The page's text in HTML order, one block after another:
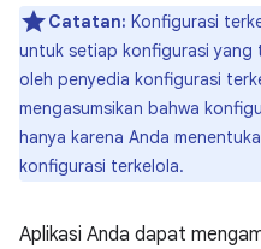
Catatan: Konfigurasi
untuk setiap konfigurasi
oleh penyedia konfigurasi
mengasumsikan bahwa
hanya karena Anda
konfigurasi terkelola.
Aplikasi Anda dapat